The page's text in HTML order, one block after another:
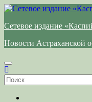
Перейти
содержимому
Сетевое издание
Новости Астраханской